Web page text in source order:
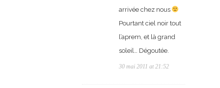
arrivée chez nous
Pourtant ciel noir tout
l’aprem, et là grand
soleil… Dégoutée.
30 mai 2011 at 21:52